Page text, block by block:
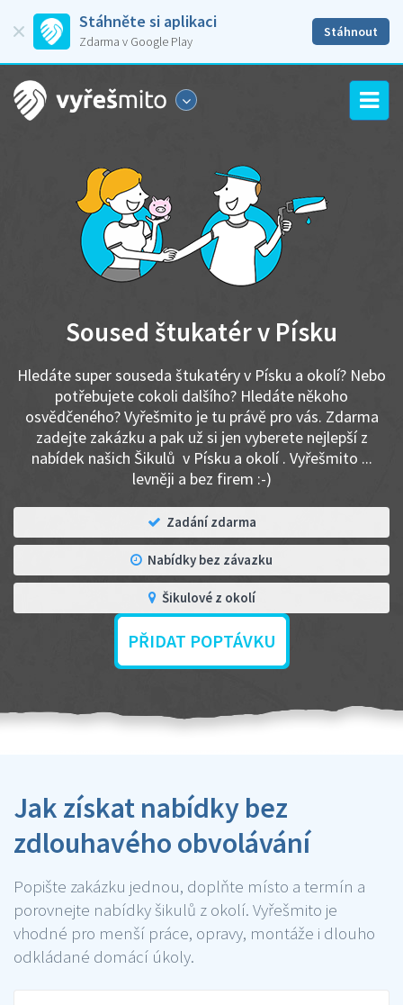
Stáhněte si aplikaci
Zdarma v Google Play
Stáhnout
Soused štukatér v Písku
Hledáte super souseda štukatéry v Písku a okolí? Nebo
potřebujete cokoli dalšího? Hledáte někoho
osvědčeného? Vyřešmito je tu právě pro vás. Zdarma
zadejte zakázku a pak už si jen vyberete nejlepší z
nabídek našich Šikulů v Písku a okolí . Vyřešmito ...
levněji a bez firem :-)
Zadání zdarma
Nabídky bez závazku
Šikulové z okolí
PŘIDAT POPTÁVKU
Jak získat nabídky bez
zdlouhavého obvolávání
Popište zakázku jednou, doplňte místo a termín a
porovnejte nabídky šikulů z okolí. Vyřešmito je
vhodné pro menší práce, opravy, montáže i dlouho
odkládané domácí úkoly.